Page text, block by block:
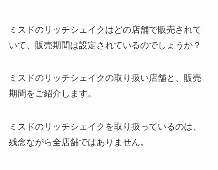
ミスドのリッチシェイクはどの店舗で販売されて
いて、販売期間は設定されているのでしょうか？
ミスドのリッチシェイクの取り扱い店舗と、販売
期間をご紹介します。
ミスドのリッチシェイクを取り扱っているのは、
残念ながら全店舗ではありません。